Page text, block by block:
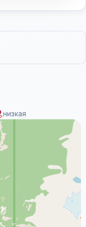
низкая